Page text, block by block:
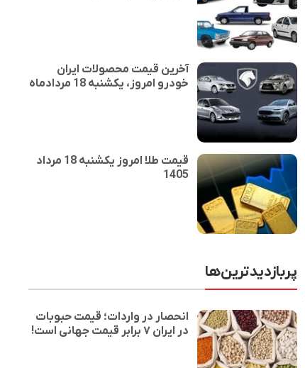
آخرین قیمت محصولات ایران
خودرو امروز، یکشنبه 18 مردادماه
قیمت طلا امروز یکشنبه 18 مرداد
1405
پربازدیدترین‌ها
انحصار در واردات؛ قیمت حبوبات
در ایران ۷ برابر قیمت جهانی است!